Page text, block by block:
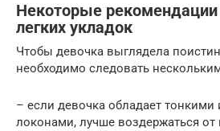
Некоторые
легких укладок
Чтобы девочка выглядела
необходимо следовать
– если девочка обладает
локонами, лучше воздержаться от